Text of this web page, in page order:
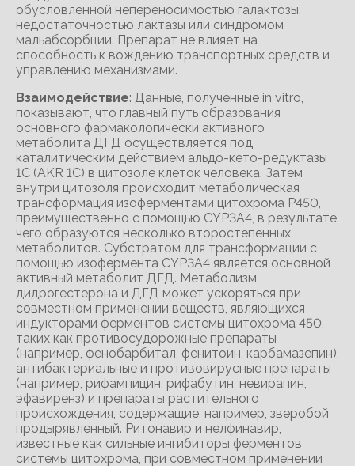
обусловленной непереносимостью галактозы,
недостаточностью лактазы или синдромом
мальабсорбции. Препарат не влияет на
способность к вождению транспортных средств и
управлению механизмами.
Взаимодействие: Данные, полученные in vitro,
показывают, что главный путь образования
основного фармакологически активного
метаболита ДГД осуществляется под
каталитическим действием альдо-кето-редуктазы
1C (AKR 1C) в цитозоле клеток человека. Затем
внутри цитозоля происходит метаболическая
трансформация изоферментами цитохрома Р450,
преимущественно с помощью CYP3A4, в результате
чего образуются несколько второстепенных
метаболитов. Субстратом для трансформации с
помощью изофермента CYP3A4 является основной
активный метаболит ДГД. Метаболизм
дидрогестерона и ДГД может ускоряться при
совместном применении веществ, являющихся
индукторами ферментов системы цитохрома 450,
таких как противосудорожные препараты
(например, фенобарбитал, фенитоин, карбамазепин),
антибактериальные и противовирусные препараты
(например, рифампицин, рифабутин, невирапин,
эфавиренз) и препараты растительного
происхождения, содержащие, например, зверобой
продырявленный. Ритонавир и нелфинавир,
известные как сильные ингибиторы ферментов
системы цитохрома, при совместном применении